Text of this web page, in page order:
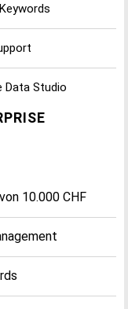
Data Studio
10.000 CHF